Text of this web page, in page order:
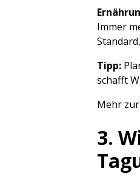
Immer
Tipp:
schafft
Mehr
3.